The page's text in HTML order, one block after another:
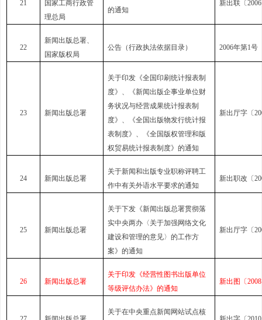
21
国家工商行政管
理总局
的通知
新出联〔
22
新闻出版总署、
国家版权局
公告（行政执法依据目录） 2006年第1号
23 新闻出版总署
关于印发《全国印刷统计报表制
度》、《新闻出版企事业单位财
务状况与经营成果统计报表制
度》、《全国出版物发行统计报
表制度》、《全国版权管理和版
权贸易统计报表制度》的通知
新出厅字〔
24 新闻出版总署
关于新闻和出版专业职称评聘工
作中有关外语水平要求的通知
新出职改〔
25 新闻出版总署
关于下发《新闻出版总署贯彻落
实中央两办〈关于加强网络文化
建设和管理的意见〉的工作方
案》的通知
新出厅字〔
26 新闻出版总署
关于印发《经营性图书出版单位
等级评估办法》的通知
新出图〔
关于在中央重点新闻网站试点核